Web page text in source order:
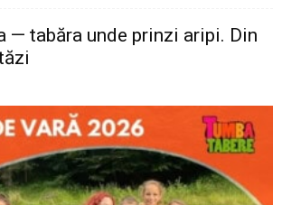
— tabăra unde prinzi aripi. Din